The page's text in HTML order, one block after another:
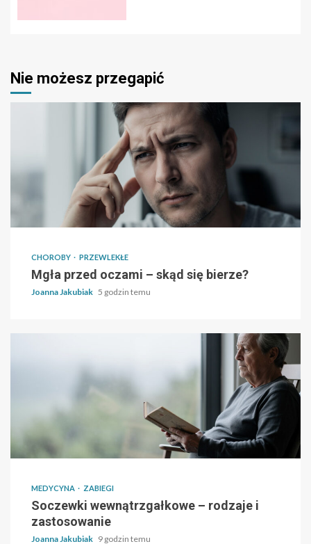
Nie możesz przegapić
CHOROBY PRZEWLEKŁE
Mgła przed oczami – skąd się bierze?
Joanna Jakubiak 5 godzin temu
MEDYCYNA ZABIEGI
Soczewki wewnątrzgałkowe – rodzaje i
zastosowanie
Joanna Jakubiak 9 godzin temu